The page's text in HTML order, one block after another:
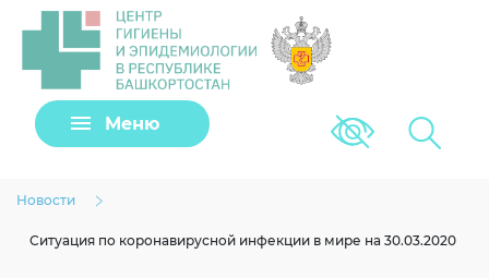
Меню Версия для
Новости
Ситуация по коронавирусной инфекции в мире на 30.03.2020
Задать вопрос
Клещи